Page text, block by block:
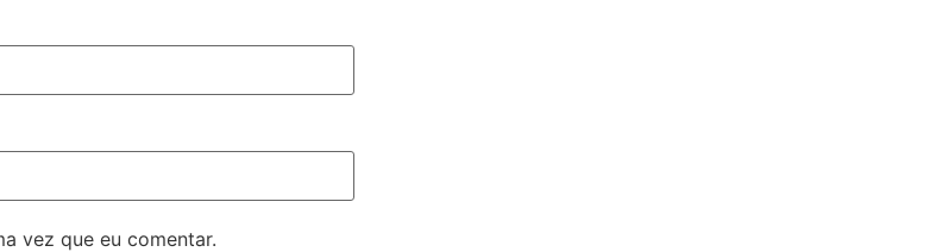
vez que eu comentar.